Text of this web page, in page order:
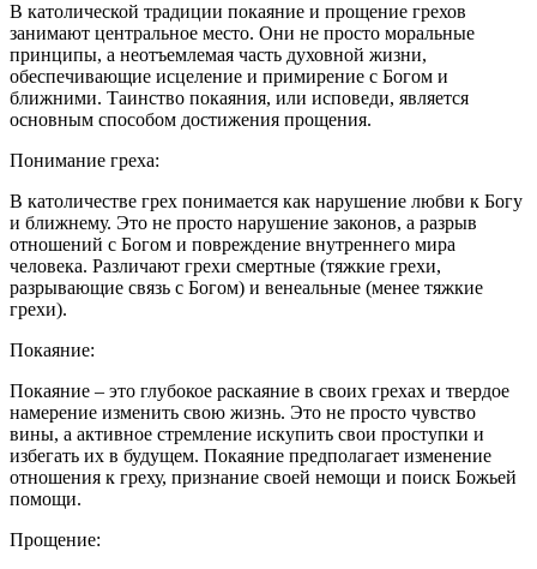
В католической традиции покаяние и прощение грехов
занимают центральное место. Они не просто моральные
принципы, а неотъемлемая часть духовной жизни,
обеспечивающие исцеление и примирение с Богом и
ближними. Таинство покаяния, или исповеди, является
основным способом достижения прощения.
Понимание греха:
В католичестве грех понимается как нарушение любви к Богу
и ближнему. Это не просто нарушение законов, а разрыв
отношений с Богом и повреждение внутреннего мира
человека. Различают грехи смертные (тяжкие грехи,
разрывающие связь с Богом) и венеальные (менее тяжкие
грехи).
Покаяние:
Покаяние – это глубокое раскаяние в своих грехах и твердое
намерение изменить свою жизнь. Это не просто чувство
вины, а активное стремление искупить свои проступки и
избегать их в будущем. Покаяние предполагает изменение
отношения к греху, признание своей немощи и поиск Божьей
помощи.
Прощение: